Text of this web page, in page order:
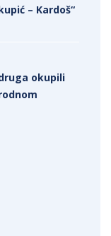
– Kardoš“
okupili